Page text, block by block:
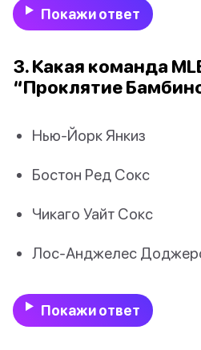
Покажи ответ
3. Какая команда
“Проклятие
Нью-Йорк Янкиз
Бостон Ред Сокс
Чикаго Уайт Сокс
Лос-Анджелес
Покажи ответ